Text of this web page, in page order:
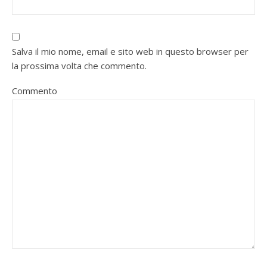
Salva il mio nome, email e sito web in questo browser per
la prossima volta che commento.
Commento